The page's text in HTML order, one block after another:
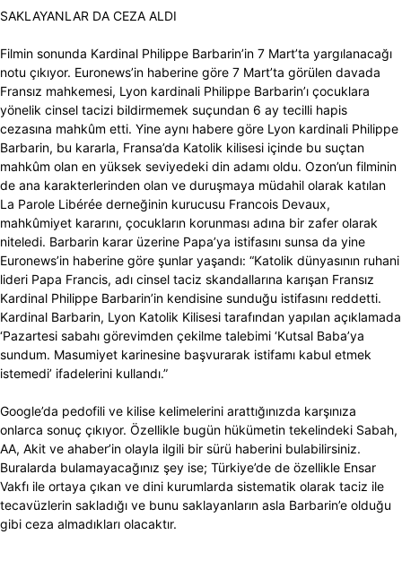
SAKLAYANLAR DA CEZA ALDI
Filmin sonunda Kardinal Philippe Barbarin’in 7 Mart’ta yargılanacağı
notu çıkıyor. Euronews’in haberine göre 7 Mart’ta görülen davada
Fransız mahkemesi, Lyon kardinali Philippe Barbarin’ı çocuklara
yönelik cinsel tacizi bildirmemek suçundan 6 ay tecilli hapis
cezasına mahkûm etti. Yine aynı habere göre Lyon kardinali Philippe
Barbarin, bu kararla, Fransa’da Katolik kilisesi içinde bu suçtan
mahkûm olan en yüksek seviyedeki din adamı oldu. Ozon’un filminin
de ana karakterlerinden olan ve duruşmaya müdahil olarak katılan
La Parole Libérée derneğinin kurucusu Francois Devaux,
mahkûmiyet kararını, çocukların korunması adına bir zafer olarak
niteledi. Barbarin karar üzerine Papa’ya istifasını sunsa da yine
Euronews’in haberine göre şunlar yaşandı: “Katolik dünyasının ruhani
lideri Papa Francis, adı cinsel taciz skandallarına karışan Fransız
Kardinal Philippe Barbarin’in kendisine sunduğu istifasını reddetti.
Kardinal Barbarin, Lyon Katolik Kilisesi tarafından yapılan açıklamada
‘Pazartesi sabahı görevimden çekilme talebimi ‘Kutsal Baba’ya
sundum. Masumiyet karinesine başvurarak istifamı kabul etmek
istemedi’ ifadelerini kullandı.”
Google’da pedofili ve kilise kelimelerini arattığınızda karşınıza
onlarca sonuç çıkıyor. Özellikle bugün hükümetin tekelindeki Sabah,
AA, Akit ve ahaber’in olayla ilgili bir sürü haberini bulabilirsiniz.
Buralarda bulamayacağınız şey ise; Türkiye’de de özellikle Ensar
Vakfı ile ortaya çıkan ve dini kurumlarda sistematik olarak taciz ile
tecavüzlerin sakladığı ve bunu saklayanların asla Barbarin’e olduğu
gibi ceza almadıkları olacaktır.